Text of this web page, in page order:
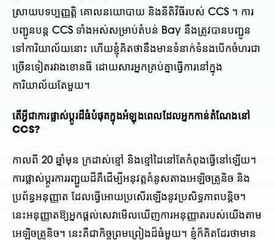
ស្រាយបទប្បញ្ញត្តិ គោលនយោបាយ និងនីតិវិធីរបស់ CCS ។ ការ
បញ្ជូនបន្ត CCS ទាំងអស់សម្រាប់តំបន់ Bay នឹងត្រូវបានបញ្ជូន
ទៅការិយាល័យនោះ ហើយខ្ញុំគិតថានឹងមានទំនាក់ទំនងបើកចំហរជា
ច្រើនទៀតរវាងខោនធី ដោយសារអ្នកគ្រប់គ្នាធ្វើការនៅក្នុង
ការិយាល័យតែមួយ។
តើអ្វីជាការផ្លាស់ប្តូរដ៏ធំបំផុតក្នុងអំឡុងពេលដែលអ្នកកាន់តំណែងនៅ
CCS?
កាលពី 20 ឆ្នាំមុន ក្រដាស់ខ្មៅ និងខ្មៅដៃនៅតែកំពុងធ្វើនៅឡើយ។
ការផ្លាស់ប្តូរការរញ្ជួយដីគឺដើម្បីអនុវត្តគំនូសតាងអេឡិចត្រូនិច និង
ប្រព័ន្ធអនុញ្ញាត ដែលធ្វើអោយប្រសើរឡើងនូវប្រសិទ្ធភាពបន្តិច។
នេះអនុញ្ញាតឱ្យអ្នកផ្តល់សេវាមើលឃើញការអនុញ្ញាតរបស់យើងតាម
អេឡិចត្រូនិច។ នេះគឺជាកិច្ចព្រមព្រៀងដ៏ធំមួយ។ ខ្ញុំក៏គិតដែរថាមាន